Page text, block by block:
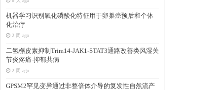
机器学习识别氧化磷酸化特征用于卵巢癌预后和个体
化治疗
2 周 ago
二氢槲皮素抑制Trim14-JAK1-STAT3通路改善类风湿关
节炎疼痛-抑郁共病
2 周 ago
GPSM2罕见变异通过非整倍体介导的复发性自然流产